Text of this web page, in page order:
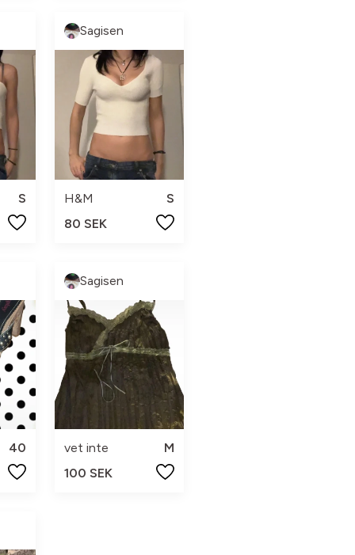
S
Sagisen
H&M
S
80 SEK
40
Sagisen
vet inte
M
100 SEK